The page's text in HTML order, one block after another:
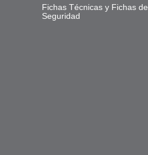
Fichas Técnicas y Fichas de
Seguridad